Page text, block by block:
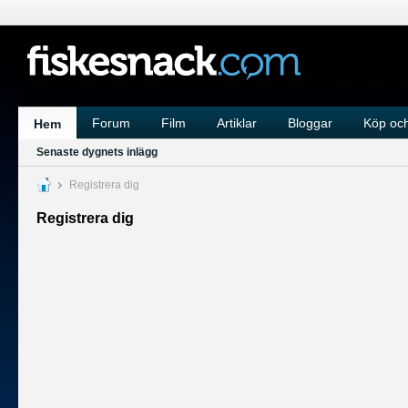
Hem Forum Film Artiklar Bloggar Köp
Senaste dygnets inlägg
Registrera dig
Registrera dig